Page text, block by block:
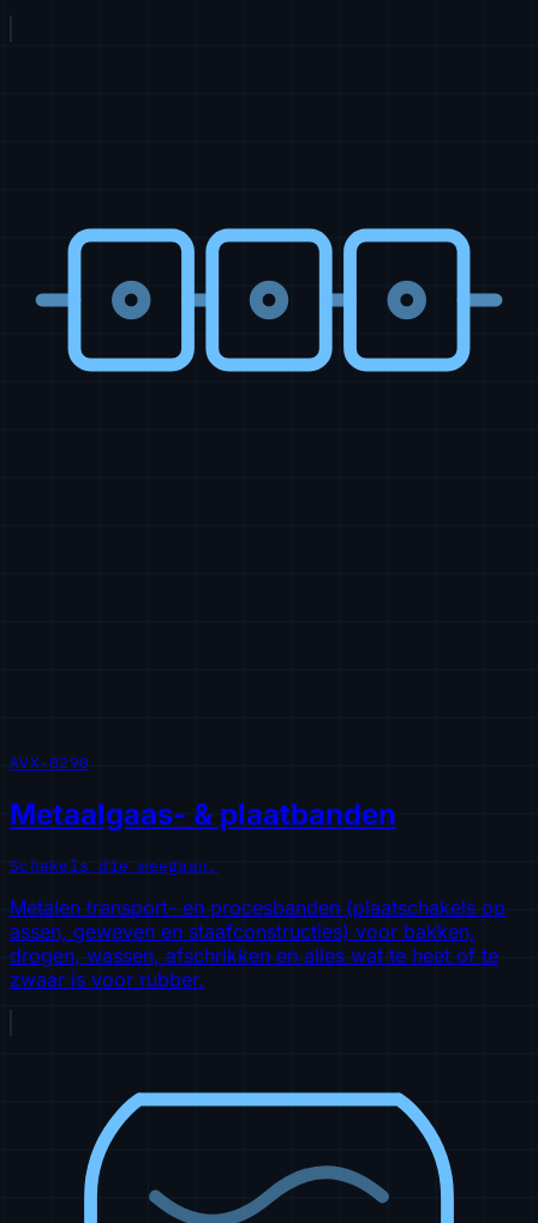
AVX-0290
Metaalgaas- & plaatbanden
Schakels die meegaan.
Metalen transport- en procesbanden (plaatschakels op
assen, geweven en staafconstructies) voor bakken,
drogen, wassen, afschrikken en alles wat te heet of te
zwaar is voor rubber.